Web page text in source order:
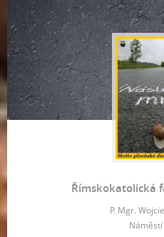
Římskokatolická
P. Mgr.
Náměstí